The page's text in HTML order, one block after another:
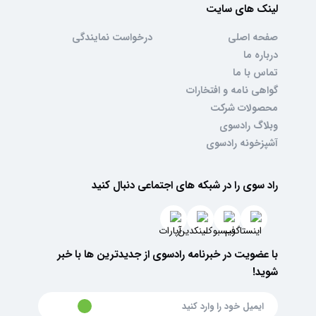
لینک های سایت
صفحه اصلی
درباره ما
تماس با ما
گواهی نامه و افتخارات
محصولات شرکت
وبلاگ رادسوی
آشپزخونه رادسوی
درخواست نمایندگی
راد سوی را در شبکه های اجتماعی دنبال کنید
با عضویت در خبرنامه رادسوی از جدیدترین ها با خبر
شوید!